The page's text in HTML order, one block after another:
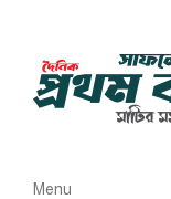
Menu
Menu